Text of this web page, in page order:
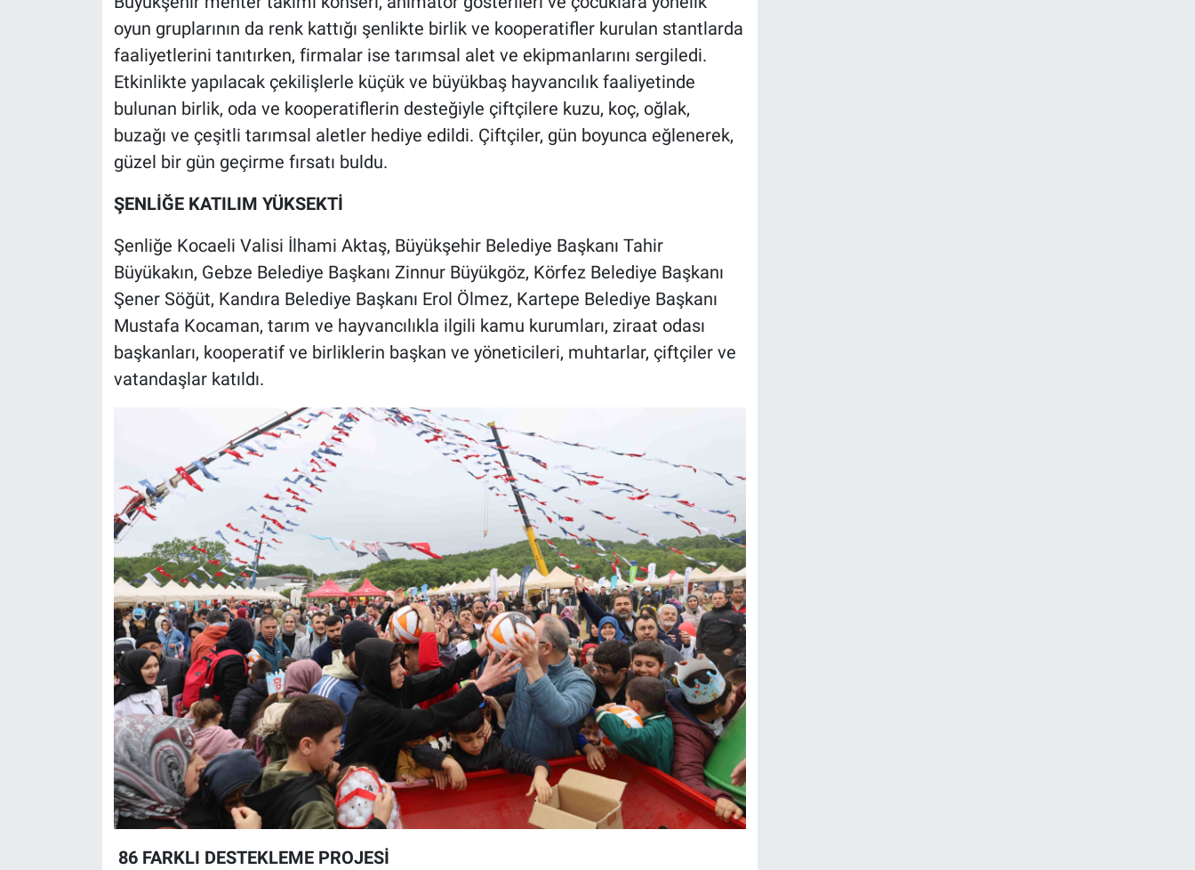
oyun gruplarının da renk kattığı şenlikte birlik ve kooperatifler kurulan stantlarda
faaliyetlerini tanıtırken, firmalar ise tarımsal alet ve ekipmanlarını sergiledi.
Etkinlikte yapılacak çekilişlerle küçük ve büyükbaş hayvancılık faaliyetinde
bulunan birlik, oda ve kooperatiflerin desteğiyle çiftçilere kuzu, koç, oğlak,
buzağı ve çeşitli tarımsal aletler hediye edildi. Çiftçiler, gün boyunca eğlenerek,
güzel bir gün geçirme fırsatı buldu.
ŞENLİĞE KATILIM YÜKSEKTİ
Şenliğe Kocaeli Valisi İlhami Aktaş, Büyükşehir Belediye Başkanı Tahir
Büyükakın, Gebze Belediye Başkanı Zinnur Büyükgöz, Körfez Belediye Başkanı
Şener Söğüt, Kandıra Belediye Başkanı Erol Ölmez, Kartepe Belediye Başkanı
Mustafa Kocaman, tarım ve hayvancılıkla ilgili kamu kurumları, ziraat odası
başkanları, kooperatif ve birliklerin başkan ve yöneticileri, muhtarlar, çiftçiler ve
vatandaşlar katıldı.
86 FARKLI DESTEKLEME PROJESİ